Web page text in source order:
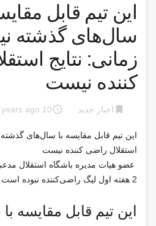
این تیم قابل
سال‌های گذشته
زمانی: نتایج
کننده نیست
bookmark اخبار جدید access_time
10 years ago
این تیم قابل مقایسه با سال‌های
استقلال راضی‌ کننده نیست
عضو هیات مدیره باشگاه استقلال
2 هفته اول لیگ راضی‌کننده نبوده است.
این تیم قابل مقایسه